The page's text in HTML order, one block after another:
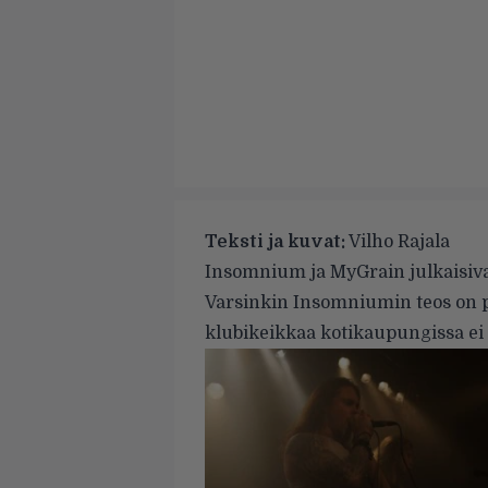
Teksti ja kuvat: Vilho Rajala
Insomnium ja MyGrain
Varsinkin Insomniumin teos on
klubikeikkaa kotikaupungissa